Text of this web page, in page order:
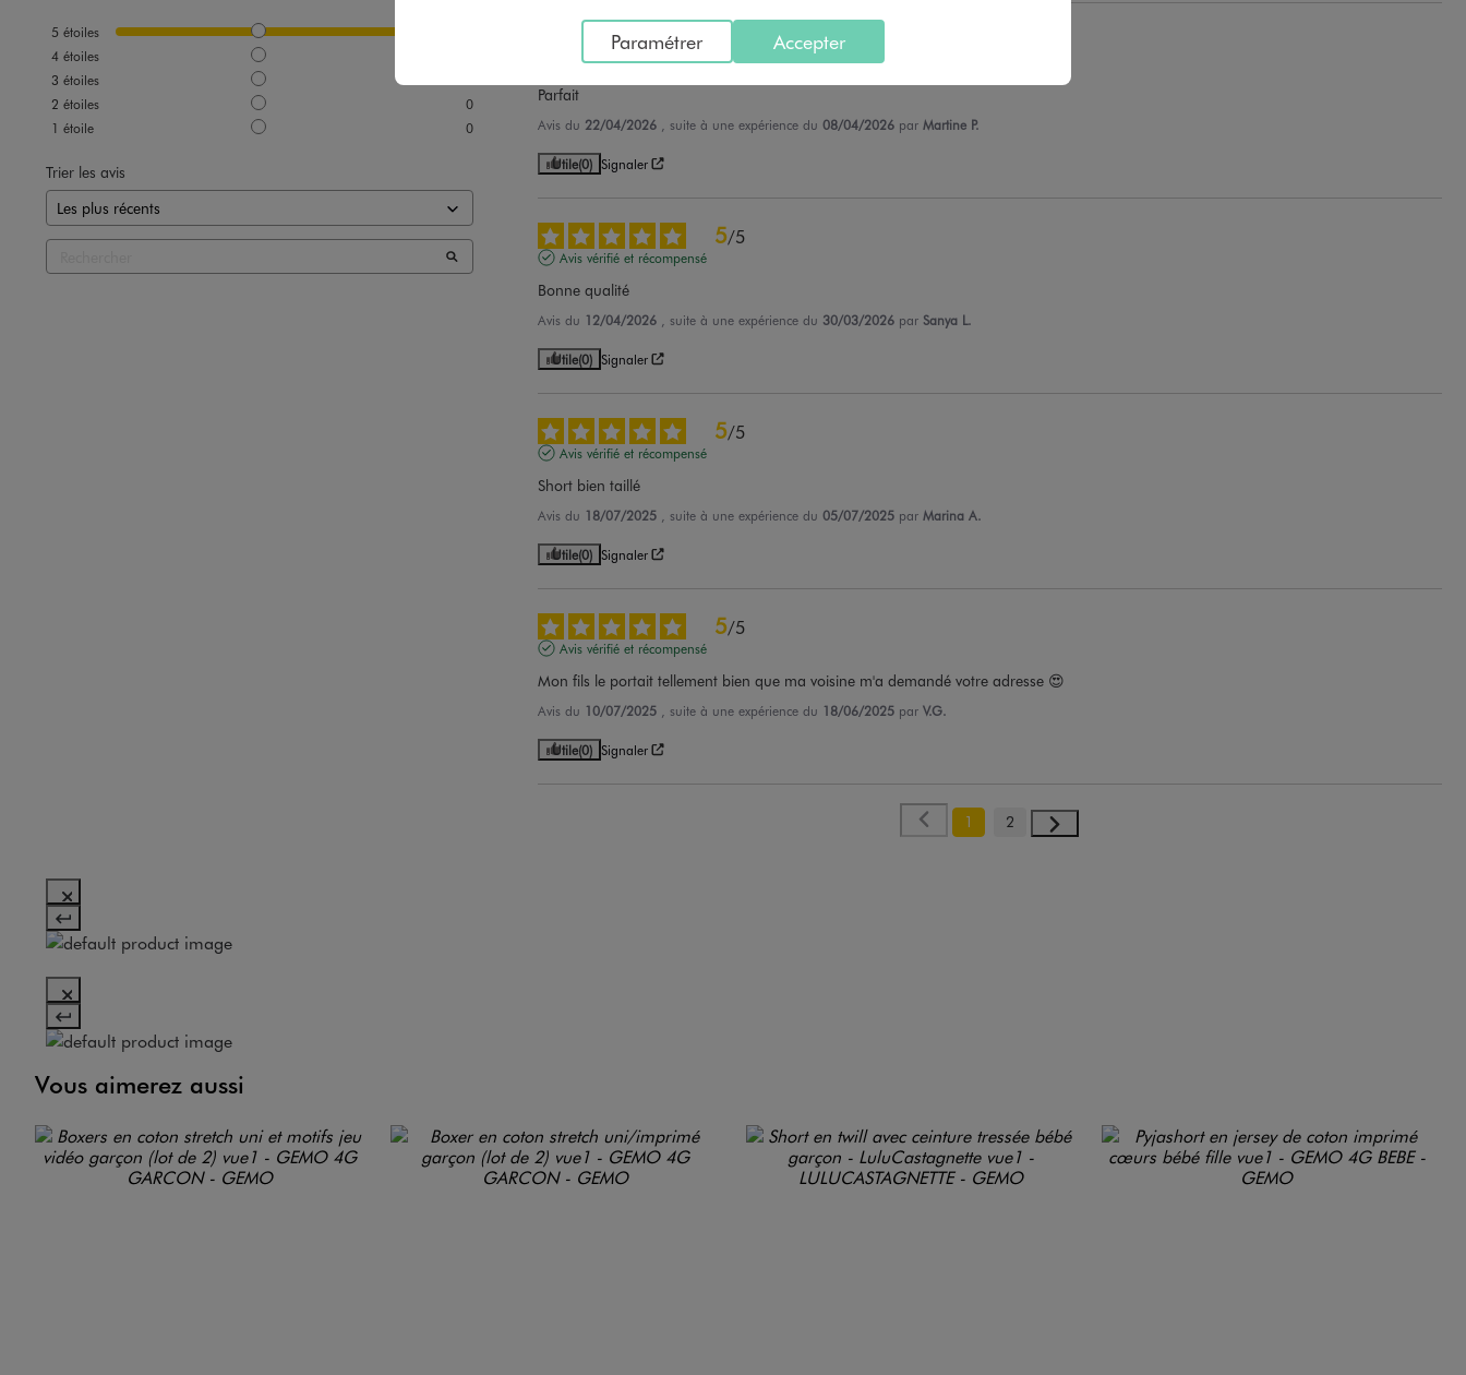
5 étoiles
4 étoiles
3 étoiles
2 étoiles
0
1 étoile 0
Trier les avis
Avis vérifié et récompensé
Parfait
Avis du 22/04/2026 , suite à une expérience du 08/04/2026 par Martine P.
Utile(0) Signaler
5/5
Avis vérifié et récompensé
Bonne qualité
Avis du 12/04/2026 , suite à une expérience du 30/03/2026 par Sanya L.
Utile(0) Signaler
5/5
Avis vérifié et récompensé
Short bien taillé
Avis du 18/07/2025 , suite à une expérience du 05/07/2025 par Marina A.
Utile(0) Signaler
5/5
Avis vérifié et récompensé
Mon fils le portait tellement bien que ma voisine m'a demandé votre adresse 😍
Avis du 10/07/2025 , suite à une expérience du 18/06/2025 par V.G.
Utile(0) Signaler
1 2
Vous aimerez aussi
Accepter
Paramétrer